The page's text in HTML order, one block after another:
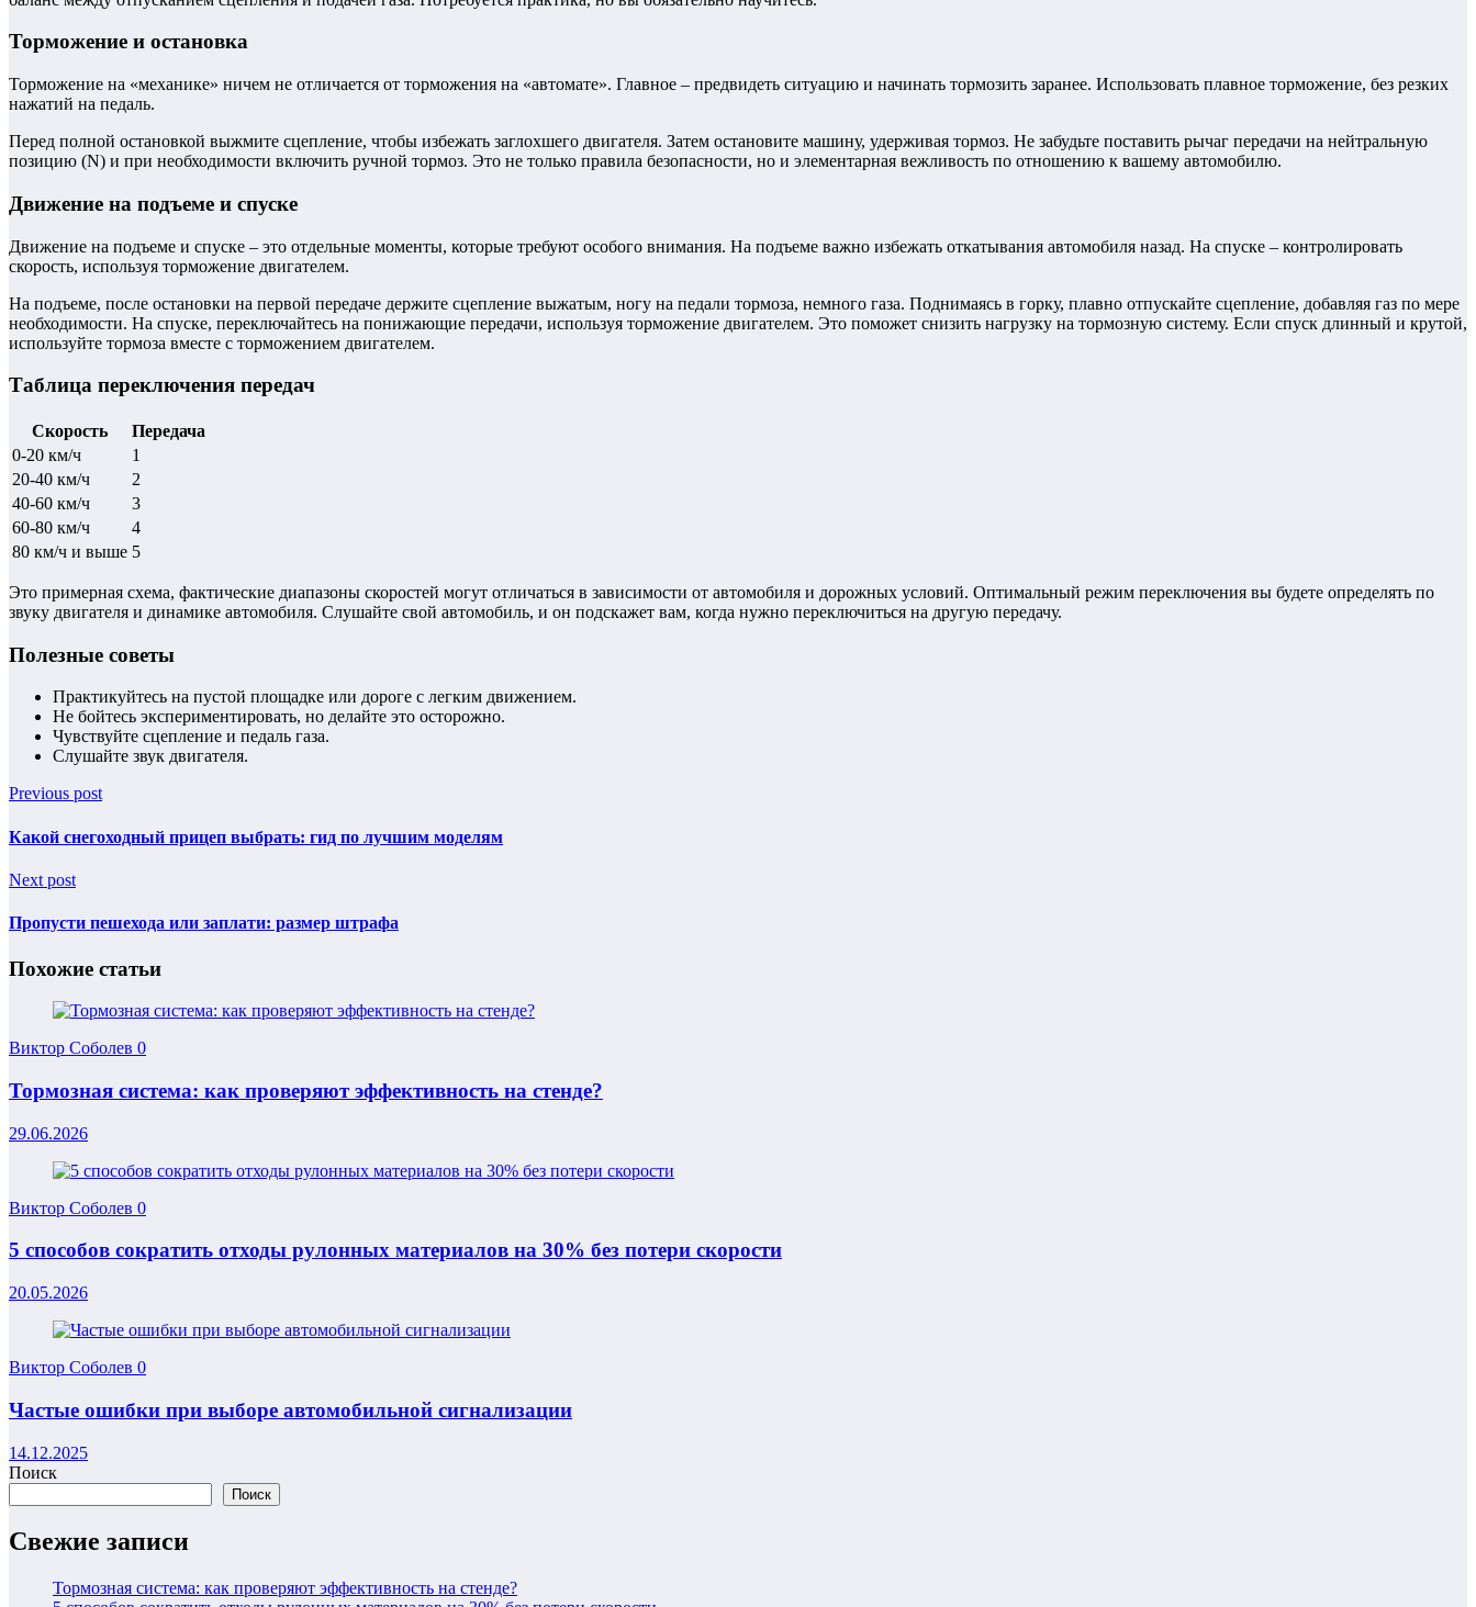
Торможение и остановка
Торможение на «механике» ничем не отличается от торможения на «автомате». Главное – предвидеть ситуацию и начинать тормозить заранее. Использовать плавное торможение, без резких
нажатий на педаль.
Перед полной остановкой выжмите сцепление, чтобы избежать заглохшего двигателя. Затем остановите машину, удерживая тормоз. Не забудьте поставить рычаг передачи на нейтральную
позицию (N) и при необходимости включить ручной тормоз. Это не только правила безопасности, но и элементарная вежливость по отношению к вашему автомобилю.
Движение на подъеме и спуске
Движение на подъеме и спуске – это отдельные моменты, которые требуют особого внимания. На подъеме важно избежать откатывания автомобиля назад. На спуске – контролировать
скорость, используя торможение двигателем.
На подъеме, после остановки на первой передаче держите сцепление выжатым, ногу на педали тормоза, немного газа. Поднимаясь в горку, плавно отпускайте сцепление, добавляя газ по мере
необходимости. На спуске, переключайтесь на понижающие передачи, используя торможение двигателем. Это поможет снизить нагрузку на тормозную систему. Если спуск длинный и крутой,
используйте тормоза вместе с торможением двигателем.
Таблица переключения передач
Скорость
Передача
0-20 км/ч
1
20-40 км/ч
2
40-60 км/ч
3
60-80 км/ч
4
80 км/ч и выше 5
Это примерная схема, фактические диапазоны скоростей могут отличаться в зависимости от автомобиля и дорожных условий. Оптимальный режим переключения вы будете определять по
звуку двигателя и динамике автомобиля. Слушайте свой автомобиль, и он подскажет вам, когда нужно переключиться на другую передачу.
Полезные советы
Практикуйтесь на пустой площадке или дороге с легким движением.
Не бойтесь экспериментировать, но делайте это осторожно.
Чувствуйте сцепление и педаль газа.
Слушайте звук двигателя.
Previous post
Какой снегоходный прицеп выбрать: гид по лучшим моделям
Next post
Пропусти пешехода или заплати: размер штрафа
Похожие статьи
Виктор Соболев 0
Тормозная система: как проверяют эффективность на стенде?
29.06.2026
Виктор Соболев 0
5 способов сократить отходы рулонных материалов на 30% без потери скорости
20.05.2026
Виктор Соболев 0
Частые ошибки при выборе автомобильной сигнализации
14.12.2025
Поиск
Поиск
Свежие записи
Тормозная система: как проверяют эффективность на стенде?